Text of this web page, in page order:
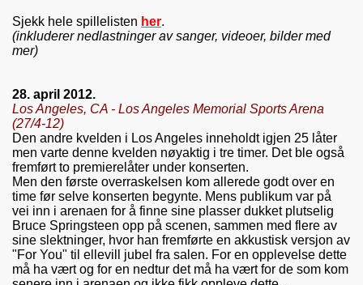
Sjekk hele spillelisten her.
(inkluderer nedlastninger av sanger, videoer, bilder med
mer)
28. april 2012.
Los Angeles, CA - Los Angeles Memorial Sports Arena
(27/4-12)
Den andre kvelden i Los Angeles inneholdt igjen 25 låter
men varte denne kvelden nøyaktig i tre timer. Det ble også
fremført to premierelåter under konserten.
Men den første overraskelsen kom allerede godt over en
time før selve konserten begynte. Mens publikum var på
vei inn i arenaen for å finne sine plasser dukket plutselig
Bruce Springsteen opp på scenen, sammen med flere av
sine slektninger, hvor han fremførte en akkustisk versjon av
"For You" til ellevill jubel fra salen. For en opplevelse dette
må ha vært og for en nedtur det må ha vært for de som kom